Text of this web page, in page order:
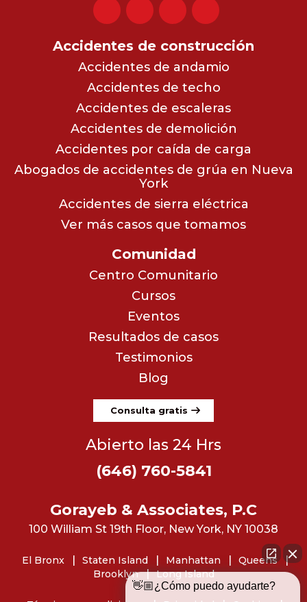
Accidentes de construcción
Accidentes de andamio
Accidentes de techo
Accidentes de escaleras
Accidentes de demolición
Accidentes por caída de carga
Abogados de accidentes de grúa en Nueva
York
Accidentes de sierra eléctrica
Ver más casos que tomamos
Comunidad
Centro Comunitario
Cursos
Eventos
Resultados de casos
Testimonios
Blog
Consulta gratis
Abierto las 24 Hrs
(646) 760-5841
Gorayeb & Associates, P.C
100 William St 19th Floor, New York, NY 10038
El Bronx Staten Island Manhattan
Queens
Brooklyn
Long Island
👋🏼¿Cómo puedo ayudarte?